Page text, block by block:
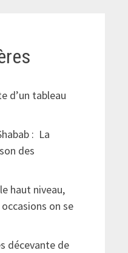
d’un tableau
: La
des
haut niveau,
on se
décevante de